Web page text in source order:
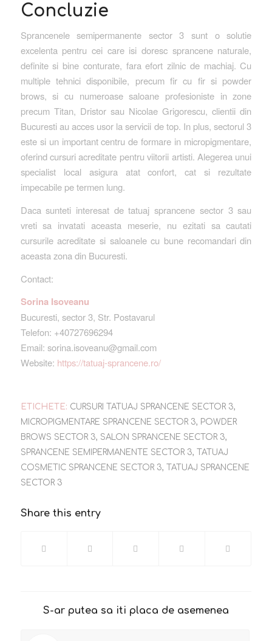
Concluzie
Sprancenele semipermanente sector 3 sunt o solutie
excelenta pentru cei care isi doresc sprancene naturale,
definite si bine conturate, fara efort zilnic de machiaj. Cu
multiple tehnici disponibile, precum fir cu fir si powder
brows, si cu numeroase saloane profesioniste in zone
precum Titan, Dristor sau Nicolae Grigorescu, clientii din
Bucuresti au acces usor la servicii de top. In plus, sectorul 3
este si un important centru de formare in micropigmentare,
oferind cursuri acreditate pentru viitorii artisti. Alegerea unui
specialist local asigura atat confort, cat si rezultate
impecabile pe termen lung.
Daca sunteti interesat de tatuaj sprancene sector 3 sau
vreti sa invatati aceasta meserie, nu ezitati sa cautati
cursurile acreditate si saloanele cu bune recomandari din
aceasta zona din Bucuresti.
Contact:
Sorina Isoveanu
Bucuresti, sector 3, Str. Postavarul
Telefon: +40727696294
Email: sorina.isoveanu@gmail.com
Website: https://tatuaj-sprancene.ro/
ETICHETE: CURSURI TATUAJ SPRANCENE SECTOR 3,
MICROPIGMENTARE SPRANCENE SECTOR 3, POWDER
BROWS SECTOR 3, SALON SPRANCENE SECTOR 3,
SPRANCENE SEMIPERMANENTE SECTOR 3,
TATUAJ
COSMETIC SPRANCENE SECTOR 3,
TATUAJ SPRANCENE
SECTOR 3
Share this entry
S-ar putea sa iti placa de asemenea